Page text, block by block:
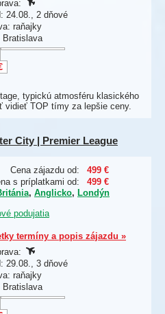
24.08., 2 dňové
raňajky
Bratislava
typickú atmosféru klasického
vidieť TOP tímy za lepšie ceny.
City | Premier League
Cena zájazdu od:
499 €
s príplatkami od:
499 €
, Anglicko, Londýn
podujatia
termíny a popis zájazdu »
29.08., 3 dňové
raňajky
Bratislava